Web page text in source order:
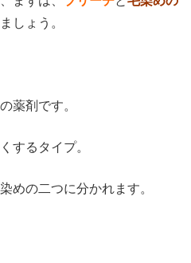
しょう。
薬剤です。
するタイプ。
めの二つに分かれます。